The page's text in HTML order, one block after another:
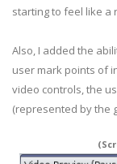
starting to feel like a
Also, I added the
user mark points of
video controls, the
(represented by the